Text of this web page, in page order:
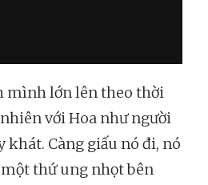
mình lớn lên theo thời
với Hoa như người
khát. Càng giấu nó đi, nó
thứ ung nhọt bên